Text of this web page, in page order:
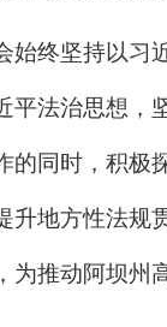
始终坚持以习
平法治思想，
的同时，积极
升地方性法规
为推动阿坝州